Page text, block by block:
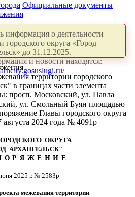
Официальные документы
информация о деятельности
округа «Город
до 31.12.2025.
и новости находятся:
территории городского
в границах части элемента
просп. Московский, ул. Павла
ул. Смольный Буян площадью
Главы городского округа
2024 года № 4091р
ОКРУГА
АРХАНГЕЛЬСК"
2025 г. № 2583р
межевания территории